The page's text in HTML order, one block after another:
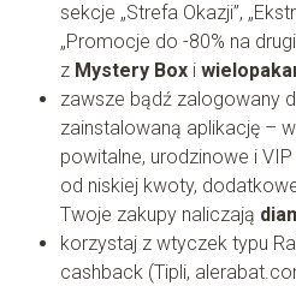
sekcje „Strefa Okazji”,
„Promocje do -80% na
z Mystery Boxi
zawsze bądź zalogowany
zainstalowaną aplikację –
powitalne, urodzinowe i
od niskiej kwoty,
Twoje zakupy naliczają
korzystaj z wtyczek typu
cashback (Tipli,